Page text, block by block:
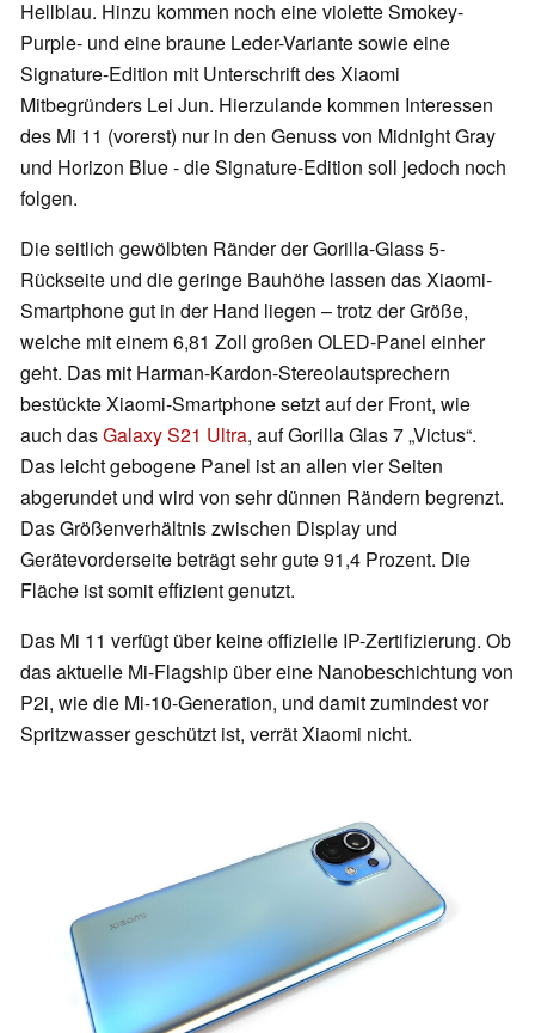
Hellblau. Hinzu kommen noch einevioletteSmokey-
Purple- und eine braune Leder-Variante sowie eine
Signature-Edition mit Unterschrift des Xiaomi
Mitbegründers Lei Jun. Hierzulande kommen Interessen
des Mi 11 (vorerst) nur in den Genuss von Midnight Gray
und Horizon Blue - die Signature-Edition soll jedoch noch
folgen.
Die seitlich gewölbten Ränder der Gorilla-Glass 5-
Rückseite und die geringe Bauhöhe lassen das Xiaomi-
Smartphone gut in der Hand liegen – trotz der Größe,
welche mit einem 6,81 Zoll großen OLED-Panel einher
geht. Das mit Harman-Kardon-Stereolautsprechern
bestückte Xiaomi-Smartphone setzt auf der Front, wie
auch dasGalaxy S21 Ultra, auf Gorilla Glas 7 „Victus“.
Das leicht gebogene Panel ist an allen vier Seiten
abgerundet und wird von sehr dünnen Rändern begrenzt.
Das Größenverhältnis zwischen Display und
Gerätevorderseite beträgt sehr gute 91,4 Prozent. Die
Fläche ist somit effizient genutzt.
Das Mi 11 verfügt über keine offizielle IP-Zertifizierung. Ob
das aktuelle Mi-Flagship über eine Nanobeschichtung von
P2i, wie die Mi-10-Generation, und damit zumindest vor
Spritzwasser geschützt ist, verrät Xiaomi nicht.